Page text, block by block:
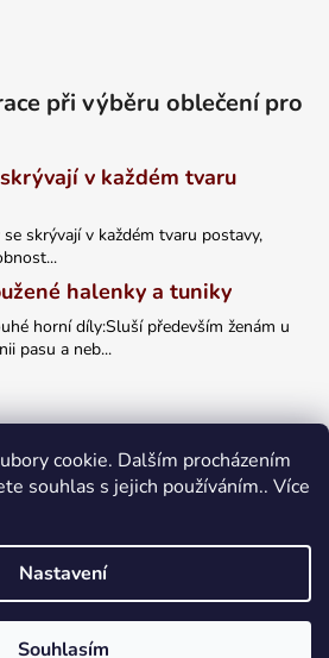
cookie. Dalším procházením
souhlas s jejich používáním.. Více
Nastavení
Souhlasím
při výběru oblečení pro
v každém tvaru
skrývají v každém tvaru postavy,
halenky a tuniky
horní díly:Sluší především ženám u
pasu a neb...
. Všechna práva vyhrazena.